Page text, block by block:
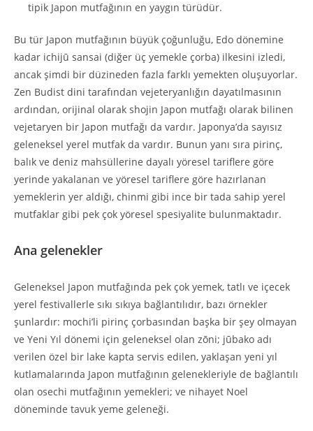
tipik Japon mutfağının en yaygın türüdür.
Bu tür Japon mutfağının büyük çoğunluğu, Edo dönemine
kadar ichijū sansai (diğer üç yemekle çorba) ilkesini izledi,
ancak şimdi bir düzineden fazla farklı yemekten oluşuyorlar.
Zen Budist dini tarafından vejeteryanlığın dayatılmasının
ardından, orijinal olarak shojin Japon mutfağı olarak bilinen
vejetaryen bir Japon mutfağı da vardır. Japonya’da sayısız
geleneksel yerel mutfak da vardır. Bunun yanı sıra pirinç,
balık ve deniz mahsüllerine dayalı yöresel tariflere göre
yerinde yakalanan ve yöresel tariflere göre hazırlanan
yemeklerin yer aldığı, chinmi gibi ince bir tada sahip yerel
mutfaklar gibi pek çok yöresel spesiyalite bulunmaktadır.
Ana gelenekler
Geleneksel Japon mutfağında pek çok yemek, tatlı ve içecek
yerel festivallerle sıkı sıkıya bağlantılıdır, bazı örnekler
şunlardır: mochi’li pirinç çorbasından başka bir şey olmayan
ve Yeni Yıl dönemi için geleneksel olan zōni; jūbako adı
verilen özel bir lake kapta servis edilen, yaklaşan yeni yıl
kutlamalarında Japon mutfağının gelenekleriyle de bağlantılı
olan osechi mutfağının yemekleri; ve nihayet Noel
döneminde tavuk yeme geleneği.